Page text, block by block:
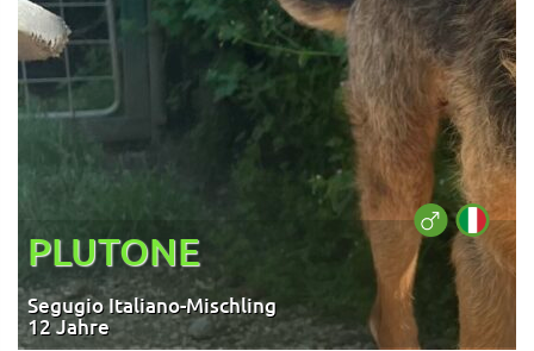
PLUTONE
Segugio Italiano-Mischling
12 Jahre